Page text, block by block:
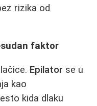
rizika od
faktor
Epilator se u
kao
kida dlaku